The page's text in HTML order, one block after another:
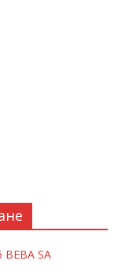
BEBA SA